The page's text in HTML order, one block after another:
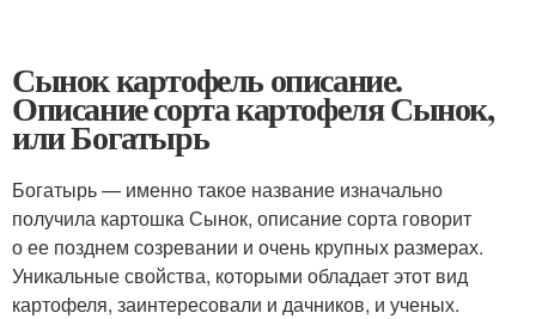
Сынок картофель описание.
Описание сорта картофеля Сынок,
или Богатырь
Богатырь — именно такое название изначально
получила картошка Сынок, описание сорта говорит
о ее позднем созревании и очень крупных размерах.
Уникальные свойства, которыми обладает этот вид
картофеля, заинтересовали и дачников, и ученых.